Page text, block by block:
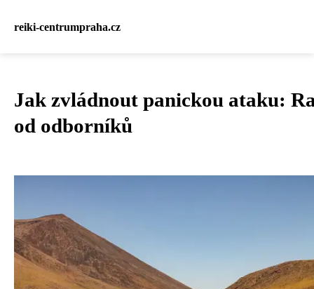
reiki-centrumpraha.cz
Jak zvládnout panickou ataku:
od odborníků